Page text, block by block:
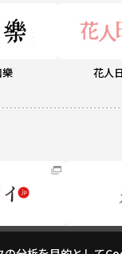
花人